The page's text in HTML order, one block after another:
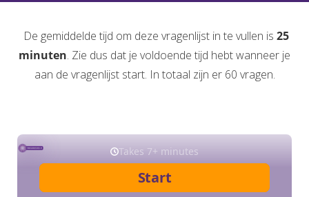
De gemiddelde tijd om deze vragenlijst in te vullen is 25
minuten. Zie dus dat je voldoende tijd hebt wanneer je
aan de vragenlijst start. In totaal zijn er 60 vragen.